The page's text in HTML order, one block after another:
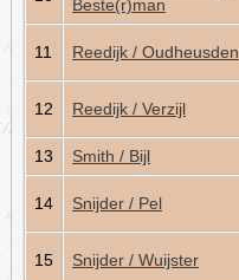
Beste(r)man
11 Reedijk / Oudheusden
12 Reedijk / Verzijl
13 Smith / Bijl
14 Snijder / Pel
15 Snijder / Wuijster